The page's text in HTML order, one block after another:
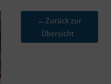
← Zurück zur
Übersicht